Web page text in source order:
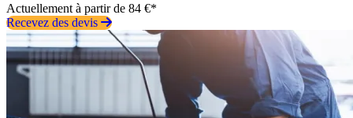
Actuellement à partir de 84 €*
Recevez des devis